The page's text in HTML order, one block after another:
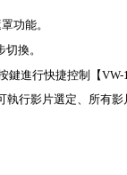
功能。
換。
進行快捷控制【VW-
行影片選定、所有